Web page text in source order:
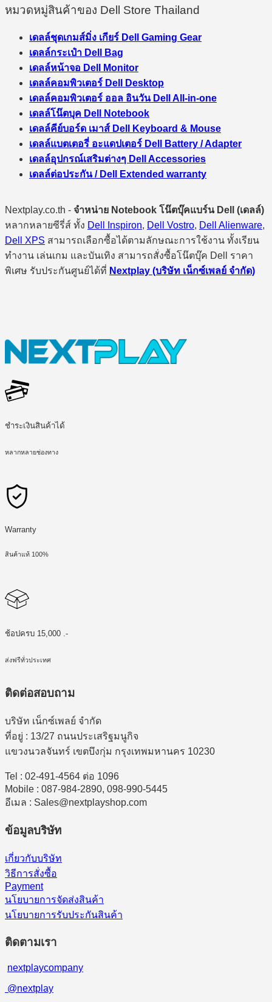
หมวดหมู่สินค้าของ Dell Store Thailand
เดลล์ชุดเกมส์มิ่ง เกียร์ Dell Gaming Gear
เดลล์กระเป๋า Dell Bag
เดลล์หน้าจอ Dell Monitor
เดลล์คอมพิวเตอร์ Dell Desktop
เดลล์คอมพิวเตอร์ ออล อินวัน Dell All-in-one
เดลล์โน๊ตบุค Dell Notebook
เดลล์คีย์บอร์ด เมาส์ Dell Keyboard & Mouse
เดลล์แบตเตอรี่ อะแดปเตอร์ Dell Battery / Adapter
เดลล์อุปกรณ์เสริมต่างๆ Dell Accessories
เดลล์ต่อประกัน / Dell Extended warranty
Nextplay.co.th - จำหน่าย Notebook โน๊ตบุ๊คแบร์น Dell (เดลล์)
หลากหลายซีรี่ส์ ทั้ง Dell Inspiron, Dell Vostro, Dell Alienware,
Dell XPS สามารถเลือกซื้อได้ตามลักษณะการใช้งาน ทั้งเรียน
ทำงาน เล่นเกม และบันเทิง สามารถสั่งซื้อโน๊ตบุ๊ค Dell ราคา
พิเศษ รับประกันศูนย์ได้ที่ Nextplay (บริษัท เน็กซ์เพลย์ จำกัด)
ชำระเงินสินค้าได้
หลากหลายช่องทาง
Warranty
สินค้าแท้ 100%
ช้อปครบ 15,000 .-
ส่งฟรีทั่วประเทศ
ติดต่อสอบถาม
บริษัท เน็กซ์เพลย์ จำกัด
ที่อยู่ : 13/27 ถนนประเสริฐมนูกิจ
แขวงนวลจันทร์ เขตบึงกุ่ม กรุงเทพมหานคร 10230
Tel : 02-491-4564 ต่อ 1096
Mobile : 087-984-2890, 098-990-5445
อีเมล : Sales@nextplayshop.com
ข้อมูลบริษัท
เกี่ยวกับบริษัท
วิธีการสั่งซื้อ
Payment
นโยบายการจัดส่งสินค้า
นโยบายการรับประกันสินค้า
ติดตามเรา
nextplaycompany
@nextplay